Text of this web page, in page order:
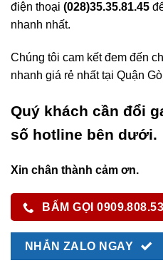
điện thoại (028)35.35.81.45
nhanh nhất.
Chúng tôi cam kết đem đến
nhanh giá rẻ nhất tại Quận
Quý khách cần đổi
số hotline bên dưới.
Xin chân thành cảm ơn.
BẤM GỌI
NHẮN ZALO NGAY